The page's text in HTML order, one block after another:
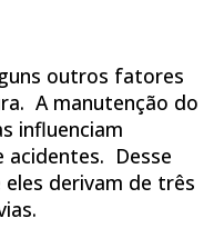
outros fatores
A manutenção do
influenciam
acidentes. Desse
derivam de três